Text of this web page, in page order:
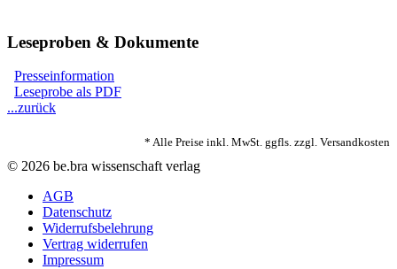
Leseproben & Dokumente
Presseinformation
Leseprobe als PDF
...zurück
* Alle Preise inkl. MwSt. ggfls. zzgl. Versandkosten
© 2026 be.bra wissenschaft verlag
AGB
Datenschutz
Widerrufsbelehrung
Vertrag widerrufen
Impressum